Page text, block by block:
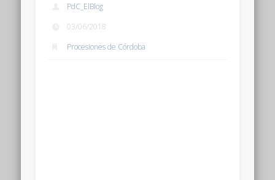
PdC_ElBlog
03/06/2018
Procesiones de Córdoba